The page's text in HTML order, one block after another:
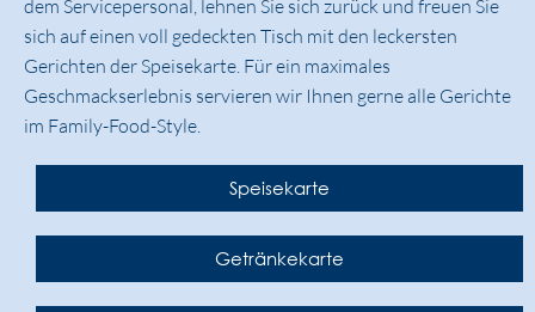
dem Servicepersonal, lehnen Sie sich zurück und freuen Sie
sich auf einen voll gedeckten Tisch mit den leckersten
Gerichten der Speisekarte. Für ein maximales
Geschmackserlebnis servieren wir Ihnen gerne alle Gerichte
im Family-Food-Style.
Speisekarte
Getränkekarte